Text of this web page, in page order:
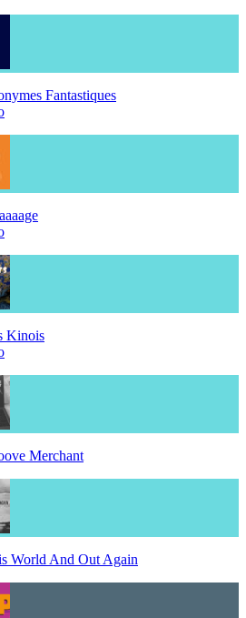
Fantastiques
Kinois
Merchant
World And Out Again